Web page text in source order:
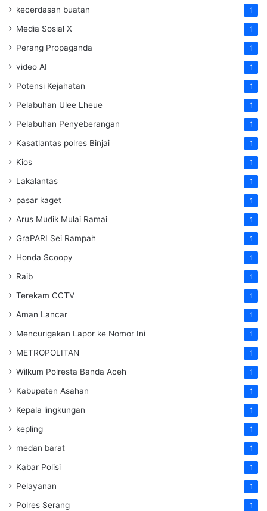
kecerdasan buatan 1
Media Sosial X 1
Perang Propaganda 1
video AI 1
Potensi Kejahatan 1
Pelabuhan Ulee Lheue 1
Pelabuhan Penyeberangan 1
Kasatlantas polres Binjai 1
Kios 1
Lakalantas 1
pasar kaget 1
Arus Mudik Mulai Ramai 1
GraPARI Sei Rampah 1
Honda Scoopy 1
Raib 1
Terekam CCTV 1
Aman Lancar 1
Mencurigakan Lapor ke Nomor Ini 1
METROPOLITAN 1
Wilkum Polresta Banda Aceh 1
Kabupaten Asahan 1
Kepala lingkungan 1
kepling 1
medan barat 1
Kabar Polisi 1
Pelayanan 1
Polres Serang 1